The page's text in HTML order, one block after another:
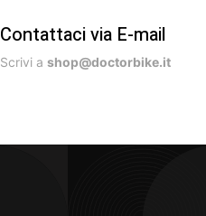
Contattaci via E-mail
Scrivi ashop@doctorbike.it